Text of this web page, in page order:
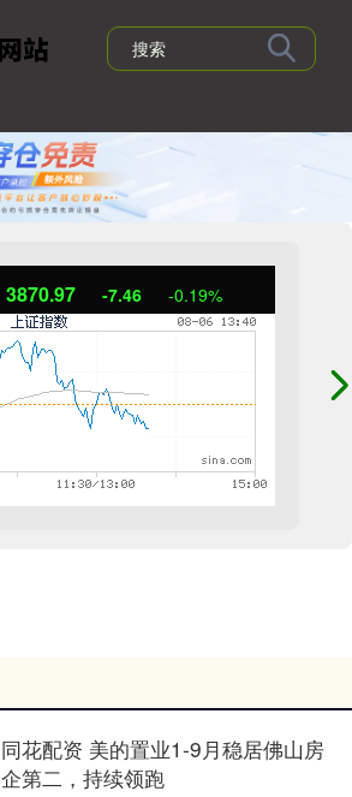
3870.99 -7.44 -0.19%
同花配资 美的置业1-9月稳居佛山房
企第二，持续领跑